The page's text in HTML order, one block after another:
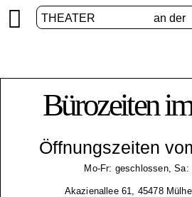
THEATER an der

Bürozeiten
Öffnungszeiten
Mo-Fr: geschlossen, Sa:
Akazienallee 61, 45478